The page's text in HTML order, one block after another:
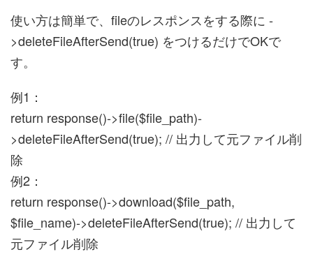
使い方は簡単で、fileのレスポンスをする際に -
>deleteFileAfterSend(true) をつけるだけでOKで
す。
例1：
return response()->file($file_path)-
>deleteFileAfterSend(true); // 出力して元ファイル削
除
例2：
return response()->download($file_path,
$file_name)->deleteFileAfterSend(true); // 出力して
元ファイル削除